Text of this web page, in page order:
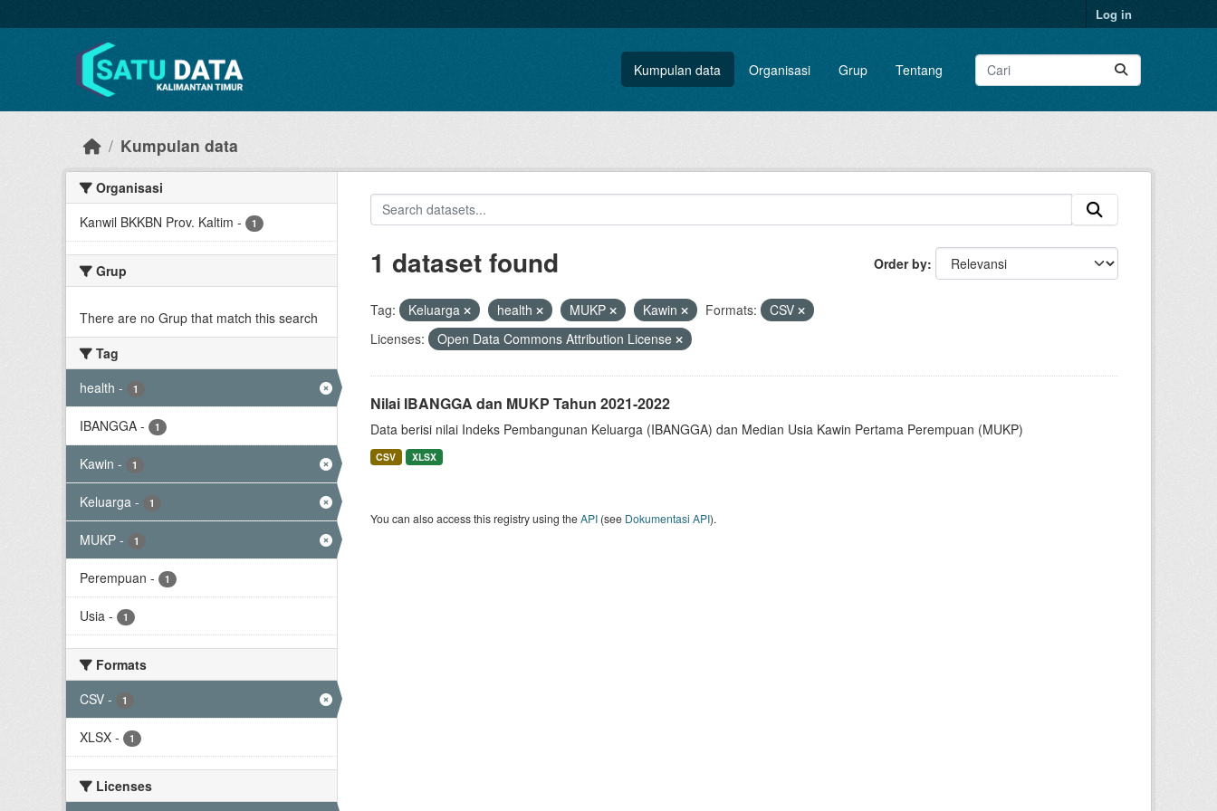
Log in
Kumpulan data Organisasi Grup Tentang
Kumpulan data
Organisasi
Kanwil BKKBN Prov. Kaltim - 1
Grup
There are no Grup that match this search
Tag
health - 1
IBANGGA - 1
Kawin - 1
Keluarga - 1
MUKP - 1
Perempuan - 1
Usia - 1
Formats
CSV - 1
XLSX - 1
Licenses
Order by
1 dataset found
Tag: Keluarga health MUKP Kawin Formats:
CSV
Licenses:
Open Data Commons Attribution License
Nilai IBANGGA dan MUKP Tahun 2021-2022
Data berisi nilai Indeks Pembangunan Keluarga (IBANGGA) dan Median Usia Kawin Pertama Perempuan (MUKP)
CSV XLSX
You can also access this registry using theAPI(see Dokumentasi API).